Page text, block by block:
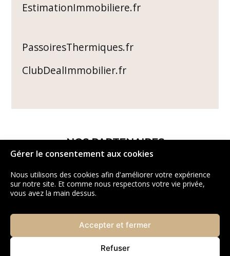
Gérer le consentement aux cookies
Nous utilisons des cookies afin d'améliorer votre expérience
sur notre site. Et comme nous respectons votre vie privée,
vous avez la main dessus.
Accepter et fermer
Refuser
EstimationImmobiliere.fr
PassoiresThermiques.fr
ClubDealImmobilier.fr
NOS PARTENAIRES